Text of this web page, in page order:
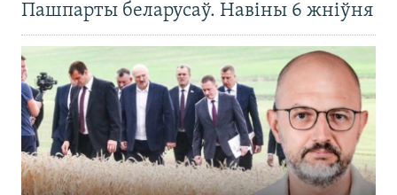
Пашпарты беларусаў. Навіны 6 жніўня